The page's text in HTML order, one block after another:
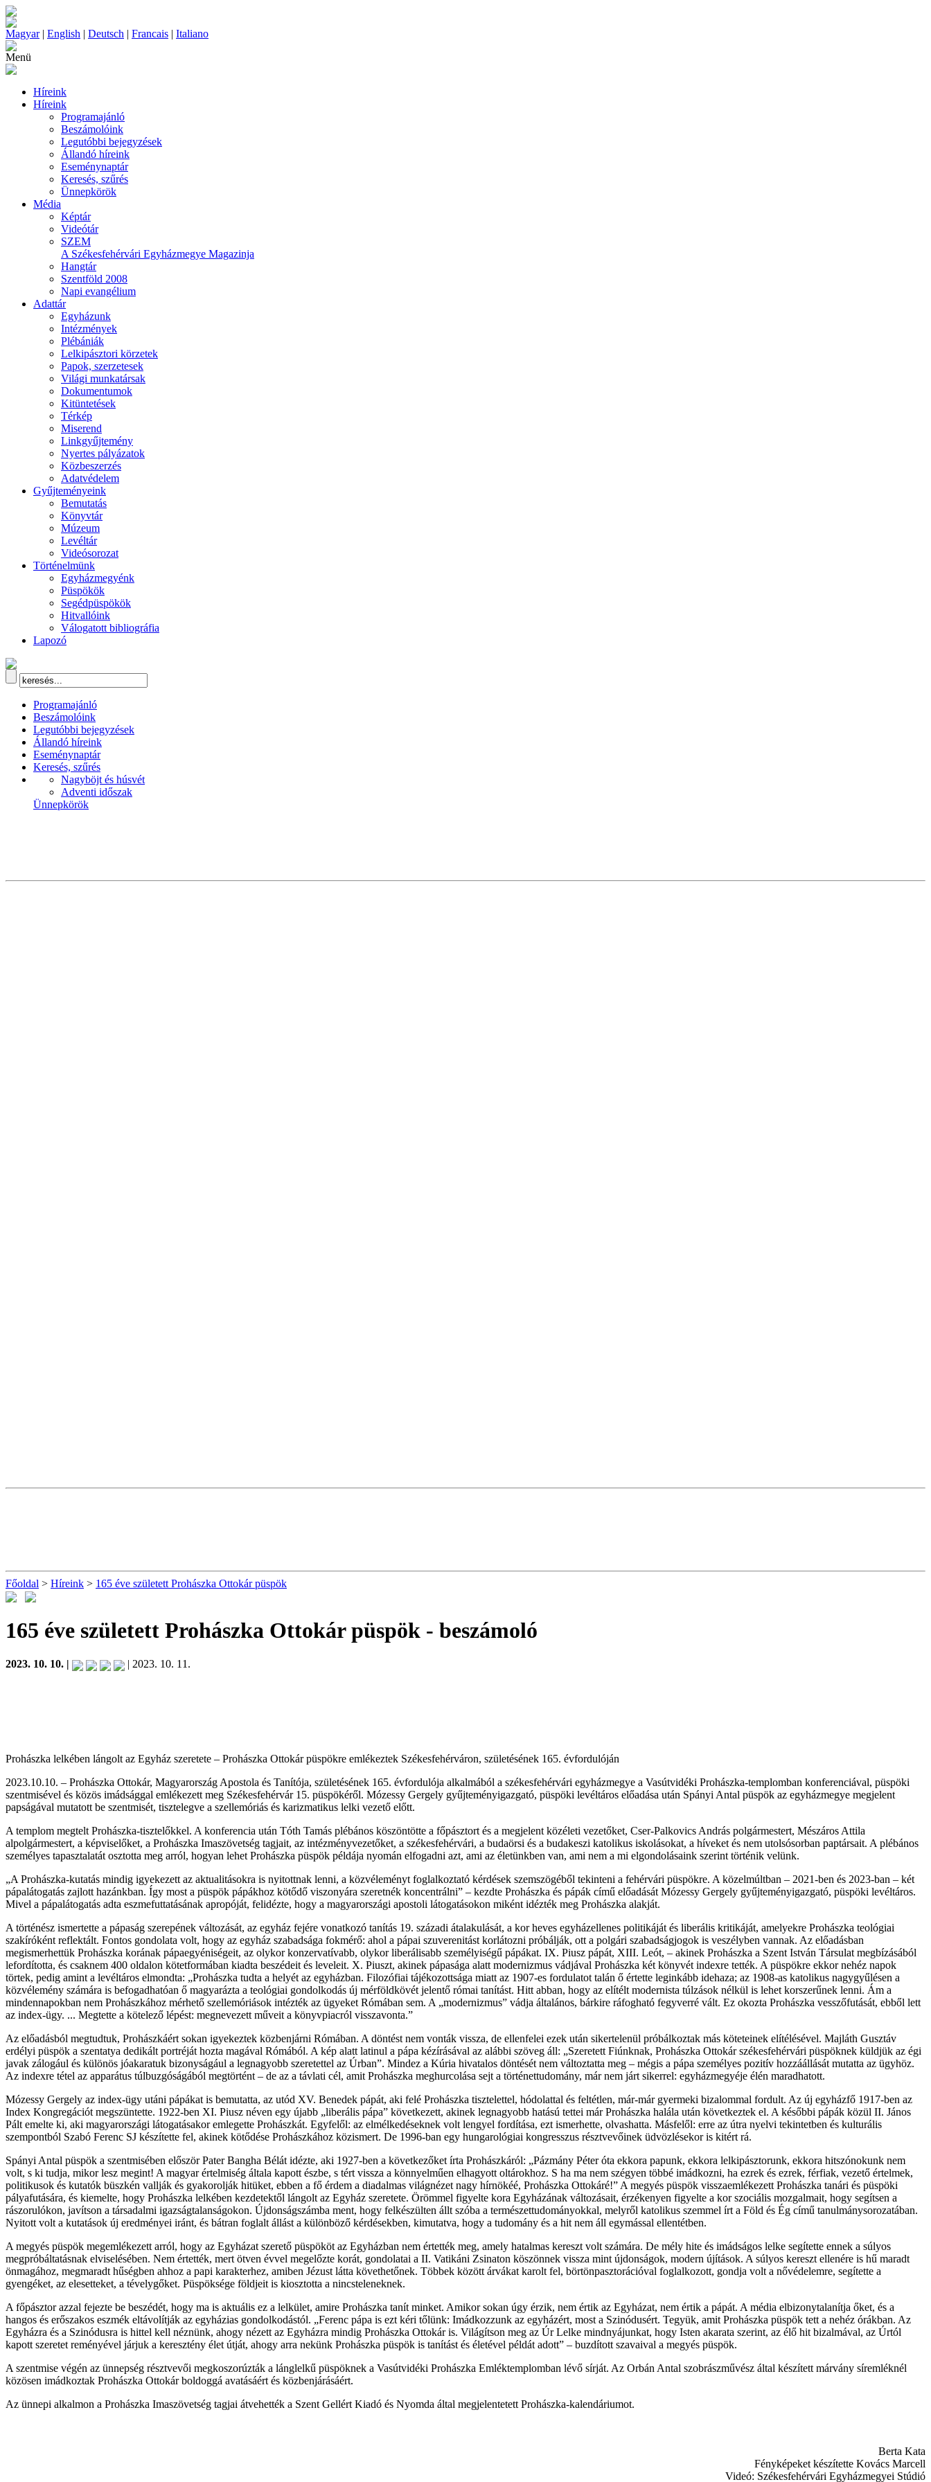
Magyar| English | Deutsch | Francais | Italiano
Menü
Híreink
Híreink
Programajánló
Beszámolóink
Legutóbbi bejegyzések
Állandó híreink
Eseménynaptár
Keresés, szűrés
Ünnepkörök
Média
Képtár
Videótár
SZEM
A Székesfehérvári Egyházmegye Magazinja
Hangtár
Szentföld 2008
Napi evangélium
Adattár
Egyházunk
Intézmények
Plébániák
Lelkipásztori körzetek
Papok, szerzetesek
Világi munkatársak
Dokumentumok
Kitüntetések
Térkép
Miserend
Linkgyűjtemény
Nyertes pályázatok
Közbeszerzés
Adatvédelem
Gyűjteményeink
Bemutatás
Könyvtár
Múzeum
Levéltár
Videósorozat
Történelmünk
Egyházmegyénk
Püspökök
Segédpüspökök
Hitvallóink
Válogatott bibliográfia
Lapozó
Programajánló
Beszámolóink
Legutóbbi bejegyzések
Állandó híreink
Eseménynaptár
Keresés, szűrés
Nagyböjt és húsvét
Adventi időszak
Ünnepkörök
Főoldal > Híreink > 165 éve született Prohászka Ottokár püspök
165 éve született Prohászka Ottokár püspök - beszámoló
2023. 10. 10. | | 2023. 10. 11.
Prohászka lelkében lángolt az Egyház szeretete – Prohászka Ottokár püspökre emlékeztek Székesfehérváron, születésének 165. évfordulóján
2023.10.10. – Prohászka Ottokár, Magyarország Apostola és Tanítója, születésének 165. évfordulója alkalmából a székesfehérvári egyházmegye a Vasútvidéki Prohászka-templomban konferenciával, püspöki
szentmisével és közös imádsággal emlékezett meg Székesfehérvár 15. püspökéről. Mózessy Gergely gyűjteményigazgató, püspöki levéltáros előadása után Spányi Antal püspök az egyházmegye megjelent
papságával mutatott be szentmisét, tisztelegve a szellemóriás és karizmatikus lelki vezető előtt.
A templom megtelt Prohászka-tisztelőkkel. A konferencia után Tóth Tamás plébános köszöntötte a főpásztort és a megjelent közéleti vezetőket, Cser-Palkovics András polgármestert, Mészáros Attila
alpolgármestert, a képviselőket, a Prohászka Imaszövetség tagjait, az intézményvezetőket, a székesfehérvári, a budaörsi és a budakeszi katolikus iskolásokat, a híveket és nem utolsósorban paptársait. A plébános
személyes tapasztalatát osztotta meg arról, hogyan lehet Prohászka püspök példája nyomán elfogadni azt, ami az életünkben van, ami nem a mi elgondolásaink szerint történik velünk.
„A Prohászka-kutatás mindig igyekezett az aktualitásokra is nyitottnak lenni, a közvéleményt foglalkoztató kérdések szemszögéből tekinteni a fehérvári püspökre. A közelmúltban – 2021-ben és 2023-ban – két
pápalátogatás zajlott hazánkban. Így most a püspök pápákhoz kötődő viszonyára szeretnék koncentrálni” – kezdte Prohászka és pápák című előadását Mózessy Gergely gyűjteményigazgató, püspöki levéltáros.
Mivel a pápalátogatás adta eszmefuttatásának apropóját, felidézte, hogy a magyarországi apostoli látogatásokon miként idézték meg Prohászka alakját.
A történész ismertette a pápaság szerepének változását, az egyház fejére vonatkozó tanítás 19. századi átalakulását, a kor heves egyházellenes politikáját és liberális kritikáját, amelyekre Prohászka teológiai
szakíróként reflektált. Fontos gondolata volt, hogy az egyház szabadsága fokmérő: ahol a pápai szuverenitást korlátozni próbálják, ott a polgári szabadságjogok is veszélyben vannak. Az előadásban
megismerhettük Prohászka korának pápaegyéniségeit, az olykor konzervatívabb, olykor liberálisabb személyiségű pápákat. IX. Piusz pápát, XIII. Leót, – akinek Prohászka a Szent István Társulat megbízásából
lefordította, és csaknem 400 oldalon kötetformában kiadta beszédeit és leveleit. X. Piuszt, akinek pápasága alatt modernizmus vádjával Prohászka két könyvét indexre tették. A püspökre ekkor nehéz napok
törtek, pedig amint a levéltáros elmondta: „Prohászka tudta a helyét az egyházban. Filozófiai tájékozottsága miatt az 1907-es fordulatot talán ő értette leginkább idehaza; az 1908-as katolikus nagygyűlésen a
közvélemény számára is befogadhatóan ő magyarázta a teológiai gondolkodás új mérföldkövét jelentő római tanítást. Hitt abban, hogy az elítélt modernista túlzások nélkül is lehet korszerűnek lenni. Ám a
mindennapokban nem Prohászkához mérhető szellemóriások intézték az ügyeket Rómában sem. A „modernizmus” vádja általános, bárkire ráfogható fegyverré vált. Ez okozta Prohászka vesszőfutását, ebből lett
az index-ügy. ... Megtette a kötelező lépést: megnevezett műveit a könyvpiacról visszavonta.”
Az előadásból megtudtuk, Prohászkáért sokan igyekeztek közbenjárni Rómában. A döntést nem vonták vissza, de ellenfelei ezek után sikertelenül próbálkoztak más köteteinek elítélésével. Majláth Gusztáv
erdélyi püspök a szentatya dedikált portréját hozta magával Rómából. A kép alatt latinul a pápa kézírásával az alábbi szöveg áll: „Szeretett Fiúnknak, Prohászka Ottokár székesfehérvári püspöknek küldjük az égi
javak zálogául és különös jóakaratuk bizonyságául a legnagyobb szeretettel az Úrban”. Mindez a Kúria hivatalos döntését nem változtatta meg – mégis a pápa személyes pozitív hozzáállását mutatta az ügyhöz.
Az indexre tétel az apparátus túlbuzgóságából megtörtént – de az a távlati cél, amit Prohászka meghurcolása sejt a történettudomány, már nem járt sikerrel: egyházmegyéje élén maradhatott.
Mózessy Gergely az index-ügy utáni pápákat is bemutatta, az utód XV. Benedek pápát, aki felé Prohászka tisztelettel, hódolattal és feltétlen, már-már gyermeki bizalommal fordult. Az új egyházfő 1917-ben az
Index Kongregációt megszüntette. 1922-ben XI. Piusz néven egy újabb „liberális pápa” következett, akinek legnagyobb hatású tettei már Prohászka halála után következtek el. A későbbi pápák közül II. János
Pált emelte ki, aki magyarországi látogatásakor emlegette Prohászkát. Egyfelől: az elmélkedéseknek volt lengyel fordítása, ezt ismerhette, olvashatta. Másfelől: erre az útra nyelvi tekintetben és kulturális
szempontból Szabó Ferenc SJ készítette fel, akinek kötődése Prohászkához közismert. De 1996-ban egy hungarológiai kongresszus résztvevőinek üdvözlésekor is kitért rá.
Spányi Antal püspök a szentmisében először Pater Bangha Bélát idézte, aki 1927-ben a következőket írta Prohászkáról: „Pázmány Péter óta ekkora papunk, ekkora lelkipásztorunk, ekkora hitszónokunk nem
volt, s ki tudja, mikor lesz megint! A magyar értelmiség általa kapott észbe, s tért vissza a könnyelműen elhagyott oltárokhoz. S ha ma nem szégyen többé imádkozni, ha ezrek és ezrek, férfiak, vezető értelmek,
politikusok és kutatók büszkén vallják és gyakorolják hitüket, ebben a fő érdem a diadalmas világnézet nagy hírnökéé, Prohászka Ottokáré!” A megyés püspök visszaemlékezett Prohászka tanári és püspöki
pályafutására, és kiemelte, hogy Prohászka lelkében kezdetektől lángolt az Egyház szeretete. Örömmel figyelte kora Egyházának változásait, érzékenyen figyelte a kor szociális mozgalmait, hogy segítsen a
rászorulókon, javítson a társadalmi igazságtalanságokon. Újdonságszámba ment, hogy felkészülten állt szóba a természettudományokkal, melyről katolikus szemmel írt a Föld és Ég című tanulmánysorozatában.
Nyitott volt a kutatások új eredményei iránt, és bátran foglalt állást a különböző kérdésekben, kimutatva, hogy a tudomány és a hit nem áll egymással ellentétben.
A megyés püspök megemlékezett arról, hogy az Egyházat szerető püspököt az Egyházban nem értették meg, amely hatalmas kereszt volt számára. De mély hite és imádságos lelke segítette ennek a súlyos
megpróbáltatásnak elviselésében. Nem értették, mert ötven évvel megelőzte korát, gondolatai a II. Vatikáni Zsinaton köszönnek vissza mint újdonságok, modern újítások. A súlyos kereszt ellenére is hű maradt
önmagához, megmaradt hűségben ahhoz a papi karakterhez, amiben Jézust látta követhetőnek. Többek között árvákat karolt fel, börtönpasztorációval foglalkozott, gondja volt a nővédelemre, segítette a
gyengéket, az elesetteket, a tévelygőket. Püspöksége földjeit is kiosztotta a nincsteleneknek.
A főpásztor azzal fejezte be beszédét, hogy ma is aktuális ez a lelkület, amire Prohászka tanít minket. Amikor sokan úgy érzik, nem értik az Egyházat, nem értik a pápát. A média elbizonytalanítja őket, és a
hangos és erőszakos eszmék eltávolítják az egyházias gondolkodástól. „Ferenc pápa is ezt kéri tőlünk: Imádkozzunk az egyházért, most a Szinódusért. Tegyük, amit Prohászka püspök tett a nehéz órákban. Az
Egyházra és a Szinódusra is hittel kell néznünk, ahogy nézett az Egyházra mindig Prohászka Ottokár is. Világítson meg az Úr Lelke mindnyájunkat, hogy Isten akarata szerint, az élő hit bizalmával, az Úrtól
kapott szeretet reményével járjuk a keresztény élet útját, ahogy arra nekünk Prohászka püspök is tanítást és életével példát adott” – buzdított szavaival a megyés püspök.
A szentmise végén az ünnepség résztvevői megkoszorúzták a lánglelkű püspöknek a Vasútvidéki Prohászka Emléktemplomban lévő sírját. Az Orbán Antal szobrászművész által készített márvány síremléknél
közösen imádkoztak Prohászka Ottokár boldoggá avatásáért és közbenjárásáért.
Az ünnepi alkalmon a Prohászka Imaszövetség tagjai átvehették a Szent Gellért Kiadó és Nyomda által megjelentetett Prohászka-kalendáriumot.
Berta Kata
Fényképeket készítette Kovács Marcell
Videó: Székesfehérvári Egyházmegyei Stúdió